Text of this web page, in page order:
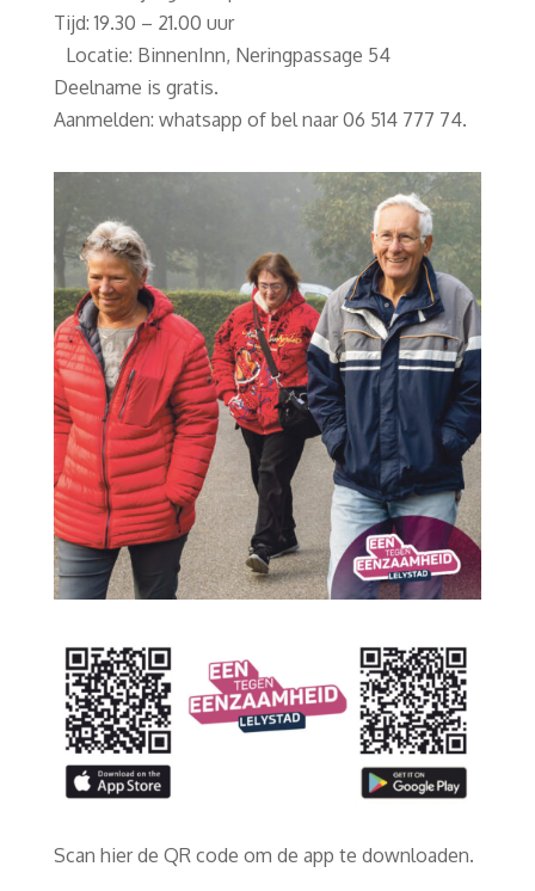
Tijd: 19.30 – 21.00 uur
Locatie: BinnenInn, Neringpassage 54
Deelname is gratis.
Aanmelden: whatsapp of bel naar 06 514 777 74.
Scan hier de QR code om de app te downloaden.